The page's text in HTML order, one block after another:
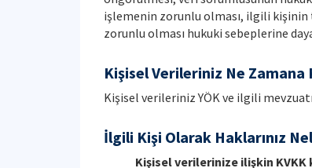
işlemenin zorunlu olması, ilgili
zorunlu olması hukuki sebeplerine
Kişisel Verileriniz Ne Zamana
Kişisel verileriniz YÖK ve ilgili
İlgili Kişi Olarak Haklarınız
Kişisel verilerinize ilişkin KVKK